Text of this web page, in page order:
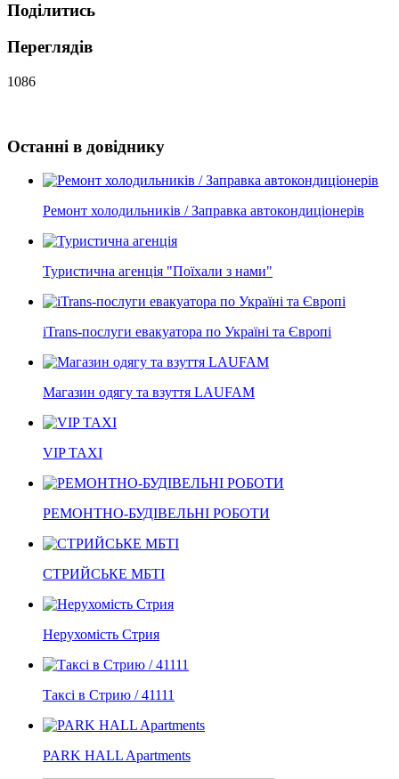
Поділитись
Переглядів
1086
Останні в довіднику
Ремонт холодильників / Заправка автокондиціонерів
Туристична агенція "Поїхали з нами"
iTrans-послуги евакуатора по Україні та Європі
Магазин одягу та взуття LAUFAM
VIP TAXI
РЕМОНТНО-БУДІВЕЛЬНІ РОБОТИ
СТРИЙСЬКЕ МБТІ
Нерухомість Стрия
Таксі в Стрию / 41111
PARK HALL Apartments